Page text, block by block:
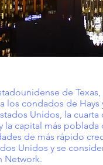
de
los condados de
Unidos, la
la capital más
de más rápido
Unidos y se
Network.